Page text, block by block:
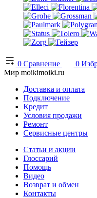
0 Сравнение 0
Мир moikimoiki.ru
Доставка и оплата
Подключение
Кредит
Условия продажи
Ремонт
Сервисные центры
Статьи и акции
Глоссарий
Помощь
Видео
Возврат и обмен
Контакты